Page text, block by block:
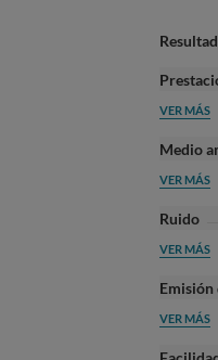
VER MÁS
Medio
VER MÁS
Ruido
VER MÁS
Emisión
VER MÁS